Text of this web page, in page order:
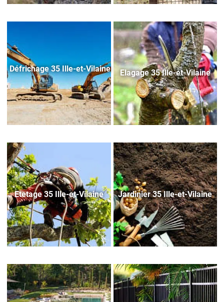
Défrichage 35 Ille-et-Vilaine Elagage 35 Ille-et-Vilaine
Etetage 35 Ille-et-Vilaine Jardinier 35 Ille-et-Vilaine